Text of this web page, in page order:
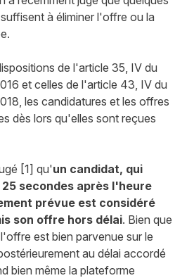
à éliminer l'offre ou la
de l'article 35, IV du
et celles de l'article 43, IV du
les candidatures et les offres
dès lors qu'elles sont reçues
[1] qu'un candidat, qui
secondes après l'heure
prévue est considéré
son offre hors délai. Bien que
est bien parvenue sur le
au délai accordé
bien même la plateforme